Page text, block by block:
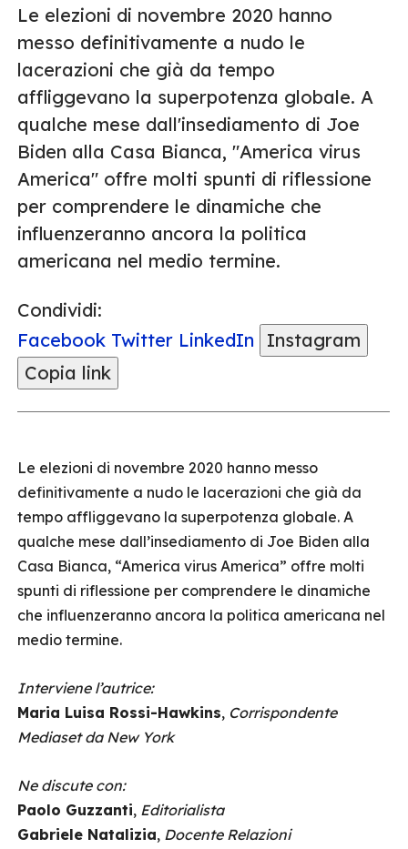
Le elezioni di novembre 2020 hanno
messo definitivamente a nudo le
lacerazioni che già da tempo
affliggevano la superpotenza globale. A
qualche mese dall'insediamento di Joe
Biden alla Casa Bianca, "America virus
America" offre molti spunti di riflessione
per comprendere le dinamiche che
influenzeranno ancora la politica
americana nel medio termine.
Condividi:
Facebook Twitter LinkedIn
Instagram
Copia link
Le elezioni di novembre 2020 hanno messo
definitivamente a nudo le lacerazioni che già da
tempo affliggevano la superpotenza globale. A
qualche mese dall’insediamento di Joe Biden alla
Casa Bianca, “America virus America” offre molti
spunti di riflessione per comprendere le dinamiche
che influenzeranno ancora la politica americana nel
medio termine.
Interviene l’autrice:
Maria Luisa Rossi-Hawkins, Corrispondente
Mediaset da New York
Ne discute con:
Paolo Guzzanti, Editorialista
Gabriele Natalizia, Docente Relazioni